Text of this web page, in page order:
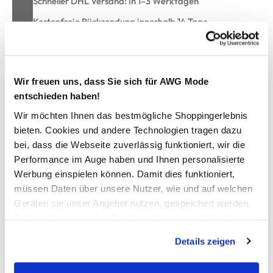
Wir freuen uns, dass Sie sich für AWG Mode
entschieden haben!
Wir möchten Ihnen das bestmögliche Shoppingerlebnis
bieten. Cookies und andere Technologien tragen dazu
bei, dass die Webseite zuverlässig funktioniert, wir die
Performance im Auge haben und Ihnen personalisierte
Werbung einspielen können. Damit dies funktioniert,
müssen Daten über unsere Nutzer, wie und auf welchen
Geräten sie unser Angebot nutzen, gespeichert werden.
werden, werden bei der Nutzung der Webseite auf jeden
Fall gesetzt. Cookies von Drittanbietern für Analyse- oder
Details zeigen
Kostenfreie Rücksendung innerhalb 14 Tage
Kostenlose Filiallieferung in Ihre Wunschfiliale
Zur Wunschliste hinzufügen
Mädchen Sweatshirt mit Pailletten und Print
niedliches Sweatshirt von Tom Tailor
mit Rundhals-Ausschnitt
Wendepailletten-Motiv und Print auf linker Brust
bequem und praktisch für kleine Mäuse